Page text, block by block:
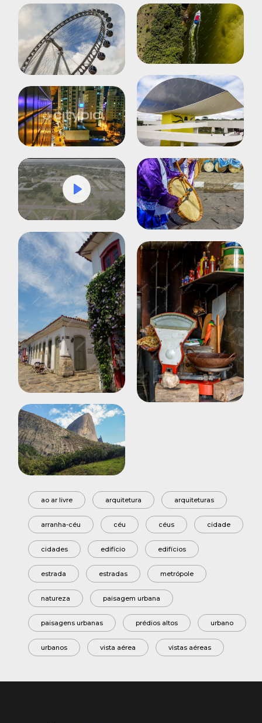
Mute Settings
Play
ao ar livre arquitetura arquiteturas
arranha-céu céu céus cidade
cidades edifício edifícios
estrada estradas metrópole
natureza paisagem urbana
paisagens urbanas prédios altos urbano
urbanos vista aérea vistas aéreas